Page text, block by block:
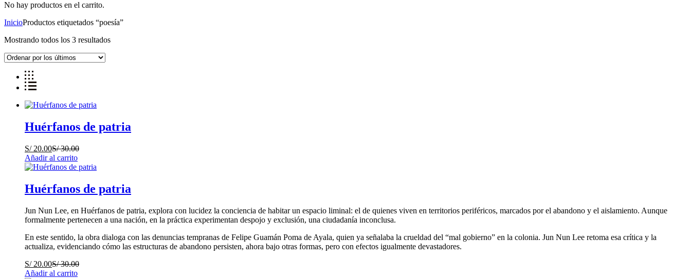
No hay productos en el carrito.
InicioProductos etiquetados “poesía”
Mostrando todos los 3 resultados
Huérfanos de patria
S/20.00S/30.00
Añadir al carrito
Huérfanos de patria
Jun Nun Lee, en Huérfanos de patria, explora con lucidez la conciencia de habitar un espacio liminal: el de quienes viven en territorios periféricos, marcados por el abandono y el aislamiento. Aunque
formalmente pertenecen a una nación, en la práctica experimentan despojo y exclusión, una ciudadanía inconclusa.
En este sentido, la obra dialoga con las denuncias tempranas de Felipe Guamán Poma de Ayala, quien ya señalaba la crueldad del “mal gobierno” en la colonia. Jun Nun Lee retoma esa crítica y la
actualiza, evidenciando cómo las estructuras de abandono persisten, ahora bajo otras formas, pero con efectos igualmente devastadores.
S/20.00S/30.00
Añadir al carrito